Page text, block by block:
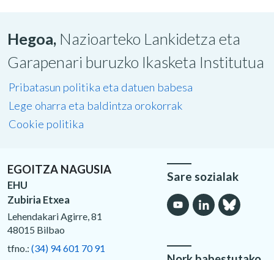
Hegoa, Nazioarteko Lankidetza eta
Garapenari buruzko Ikasketa Institutua
Pribatasun politika eta datuen babesa
Lege oharra eta baldintza orokorrak
Cookie politika
EGOITZA NAGUSIA
EHU
Zubiria Etxea
Lehendakari Agirre, 81
48015 Bilbao
tfno.: (34) 94 601 70 91
Sare sozialak